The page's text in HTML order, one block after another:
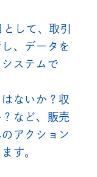
して、取引
、データを
ステムで
ないか？収
など、販売
アクション
す。